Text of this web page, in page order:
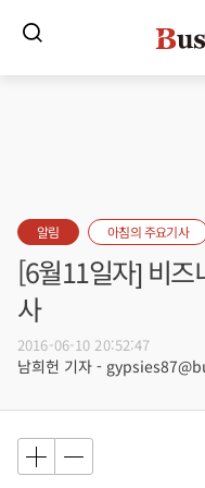
알림 아침의 주요기사
[6월11일자] 비즈
사
2016-06-10 20:52:47
남희헌 기자 -